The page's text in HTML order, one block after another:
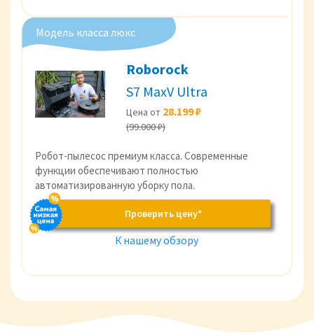
Модель класса люкс
Roborock
S7 MaxV Ultra
Цена от 28.199 ₽
(99.000 ₽)
Робот-пылесос премиум класса. Современные
функции обеспечивают полностью
автоматизированную уборку пола.
Проверить цену*
К нашему обзору